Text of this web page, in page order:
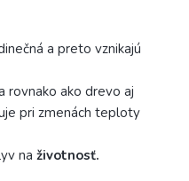
a preto vznikajú
rovnako ako drevo aj
pri zmenách teploty
na životnosť.